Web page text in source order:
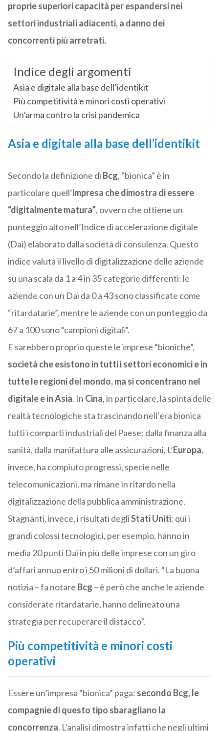
proprie superiori capacità per espandersi nei
settori industriali adiacenti, a danno dei
concorrenti più arretrati.
Indice degli argomenti
Asia e digitale alla base dell’identikit
Più competitività e minori costi operativi
Un’arma contro la crisi pandemica
Asia e digitale alla base dell’identikit
Secondo la definizione di Bcg, “bionica” è in
particolare quell’impresa che dimostra di essere
“digitalmente matura”, ovvero che ottiene un
punteggio alto nell’Indice di accelerazione digitale
(Dai) elaborato dalla società di consulenza. Questo
indice valuta il livello di digitalizzazione delle aziende
su una scala da 1 a 4 in 35 categorie differenti: le
aziende con un Dai da 0 a 43 sono classificate come
“ritardatarie”, mentre le aziende con un punteggio da
67 a 100 sono “campioni digitali”.
E sarebbero proprio queste le imprese “bioniche”,
società che esistono in tutti i settori economici e in
tutte le regioni del mondo, ma si concentrano nel
digitale e in Asia. In Cina, in particolare, la spinta delle
realtà tecnologiche sta trascinando nell’era bionica
tutti i comparti industriali del Paese: dalla finanza alla
sanità, dalla manifattura alle assicurazioni. L’Europa,
invece, ha compiuto progressi, specie nelle
telecomunicazioni, ma rimane in ritardo nella
digitalizzazione della pubblica amministrazione.
Stagnanti, invece, i risultati degliStati Uniti: qui i
grandi colossi tecnologici, per esempio, hanno in
media 20 punti Dai in più delle imprese con un giro
d’affari annuo entro i 50 milioni di dollari. “La buona
notizia – fa notare Bcg – è però che anche le aziende
considerate ritardatarie, hanno delineato una
strategia per recuperare il distacco”.
Più competitività e minori costi
operativi
Essere un’impresa “bionica” paga: secondo Bcg, le
compagnie di questo tipo sbaragliano la
concorrenza. L’analisi dimostra infatti che negli ultimi